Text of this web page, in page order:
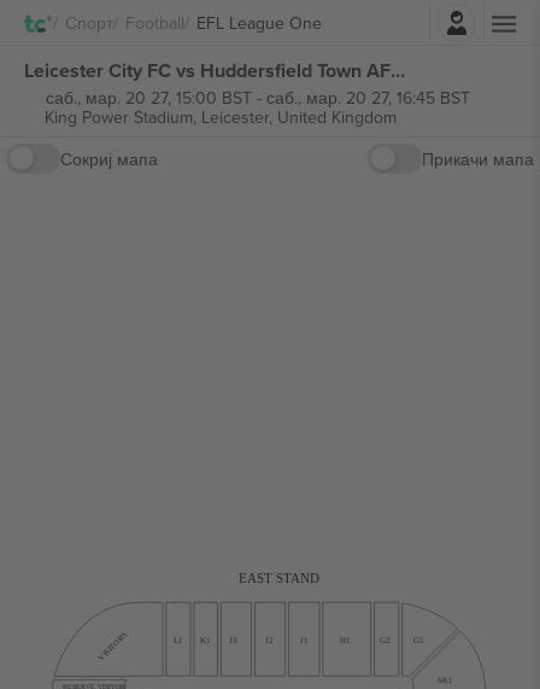
Спорт Football EFL League OneНајави се
Leicester City FC vs Huddersfield Town AFC EFL League One билети
саб., мар. 20 27, 15:00 BST- саб., мар. 20 27, 16:45 BST
King Power Stadium, Leicester, United Kingdom
Сокриј мапа
Прикачи мапа
L1 K1 J3 J2 J1 H1 G2 G1
VISITORS
RESERVE VISITOR
SK1
EAST STAND